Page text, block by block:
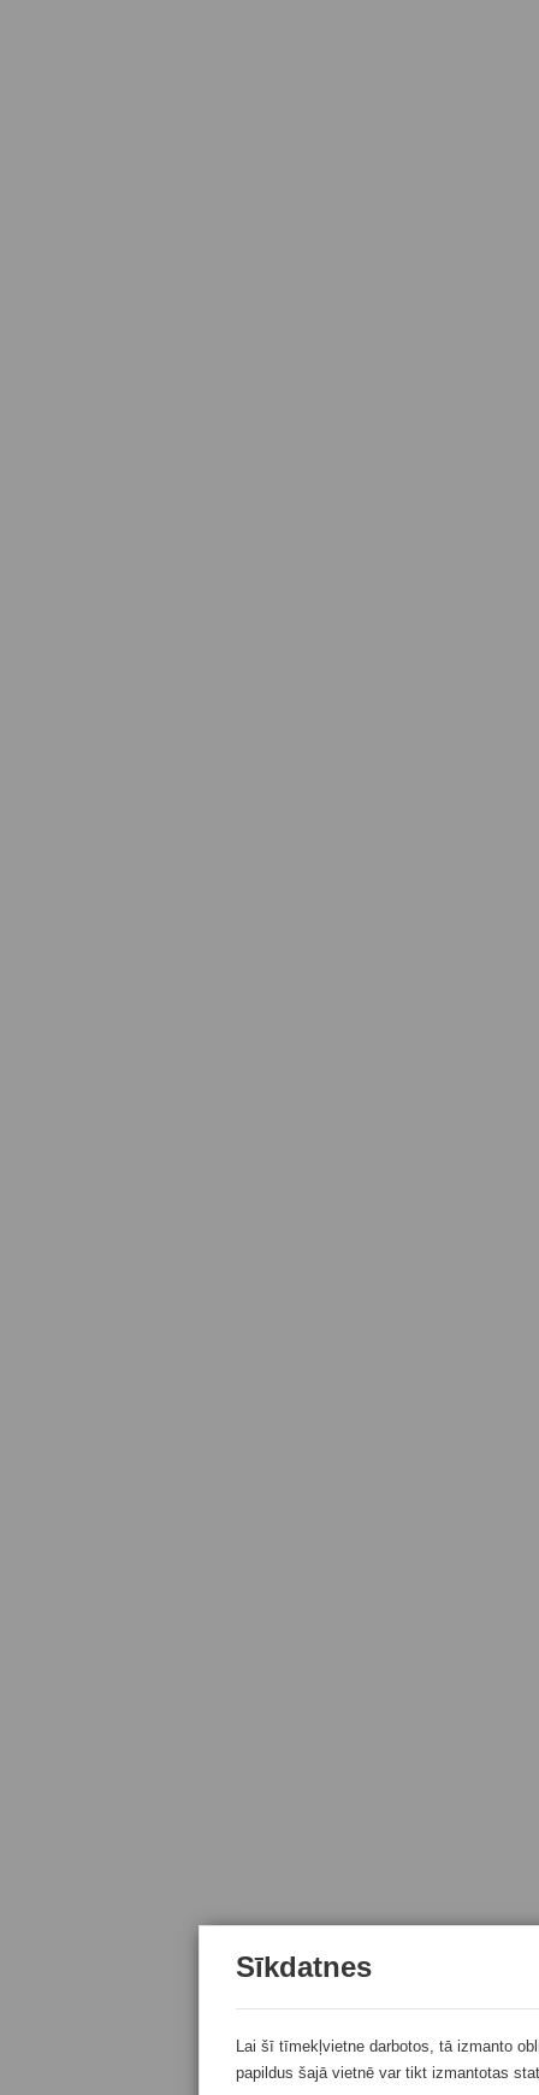
Sīkdatnes
Lai šī tīmekļvietne darbotos, tā izmanto
papildus šajā vietnē var tikt izmantotas